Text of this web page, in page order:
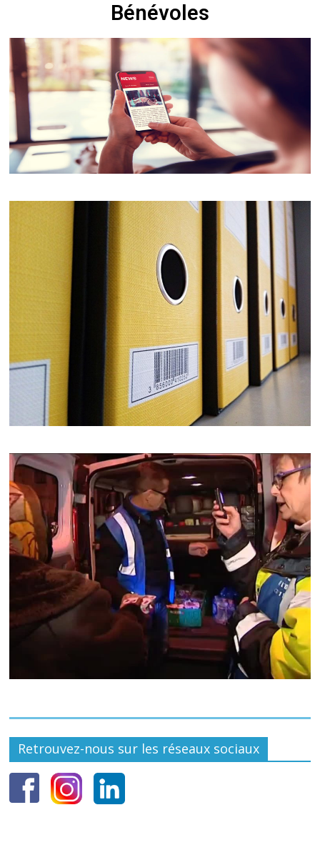
Bénévoles
Retrouvez-nous sur les réseaux sociaux